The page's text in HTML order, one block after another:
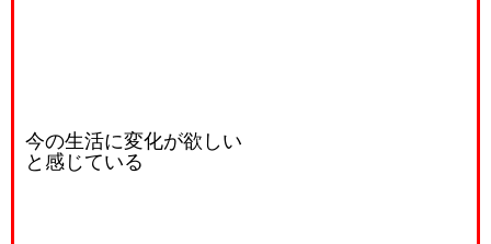
今の生活に変化が欲しい
と感じている